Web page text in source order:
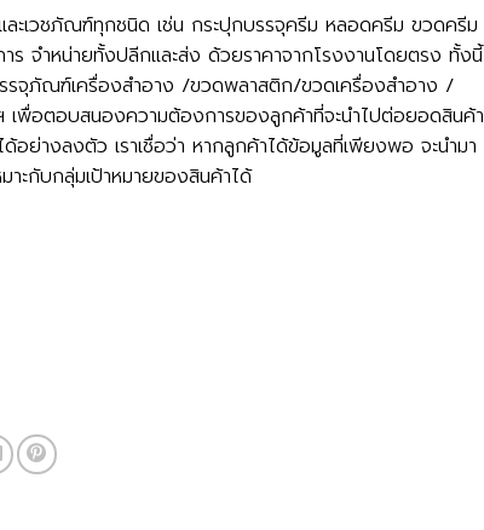
ละเวชภัณฑ์ทุกชนิด เช่น กระปุกบรรจุครีม หลอดครีม ขวดครีม
จำหน่ายทั้งปลีกและส่ง ด้วยราคาจากโรงงานโดยตรง ทั้งนี้
รรจุภัณฑ์เครื่องสำอาง /ขวดพลาสติก/ขวดเครื่องสำอาง /
พื่อตอบสนองความต้องการของลูกค้าที่จะนำไปต่อยอดสินค้า
อย่างลงตัว เราเชื่อว่า หากลูกค้าได้ข้อมูลที่เพียงพอ จะนำมา
าะกับกลุ่มเป้าหมายของสินค้าได้